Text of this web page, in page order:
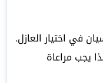
في اختيار العازل.
يجب مراعاة